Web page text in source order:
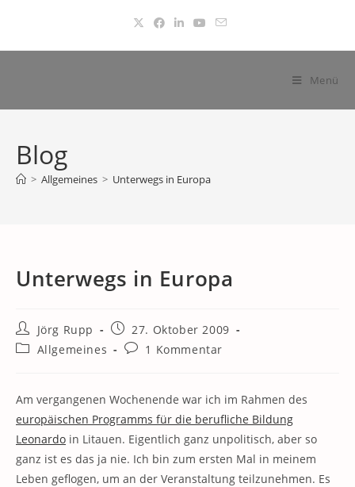
springen
Menü
Blog
> Allgemeines > Unterwegs in Europa
Unterwegs in Europa
Beitrags-
Autor:
Jörg Rupp
Beitrag
veröffentlicht:
27. Oktober 2009
Beitrags-
Allgemeines
Beitrags-
1 Kommentar
Am vergangenen Wochenende war ich im Rahmen des
europäischen Programms für die berufliche Bildung
Leonardo in Litauen. Eigentlich ganz unpolitisch, aber so
ganz ist es das ja nie. Ich bin zum ersten Mal in meinem
Leben geflogen, um an der Veranstaltung teilzunehmen. Es